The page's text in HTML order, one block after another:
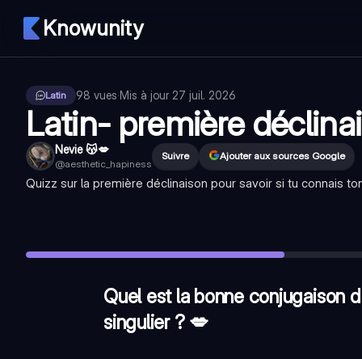
Knowunity
Latin 98 vues·Mis à jour 27 juil. 2026
Latin- première
Nevie 😽💋
@aesthetic_hapiness
Suivre Ajouter aux sources Google
Quizz sur la première déclinaison pour savoir si tu connais
Quel est la bonne conjugaison
singulier ? 💋
😼- Le Vocatif est un/une—Apostrophe